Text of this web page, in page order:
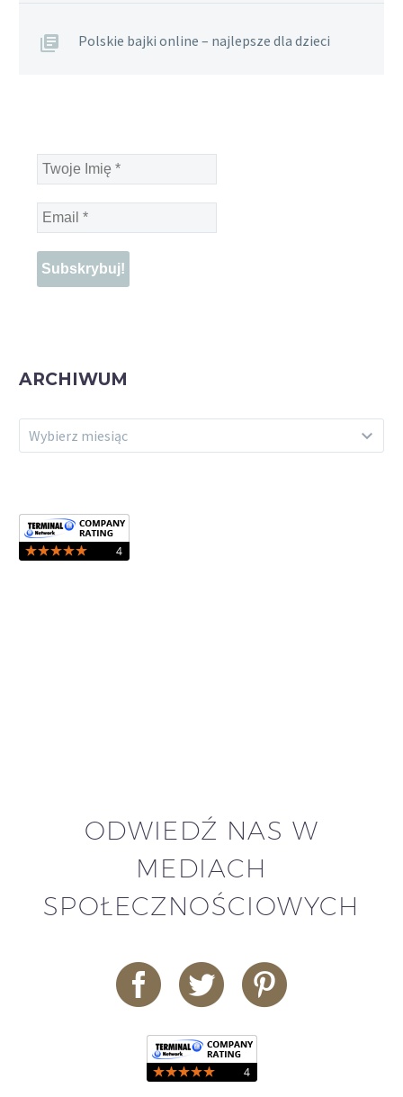
Polskie bajki online – najlepsze dla dzieci
Twoje
Imię
*
Email
*
ARCHIWUM
ARCHIWUM
Wybierz miesiąc
ODWIEDŹ NAS W
MEDIACH
SPOŁECZNOŚCIOWYCH